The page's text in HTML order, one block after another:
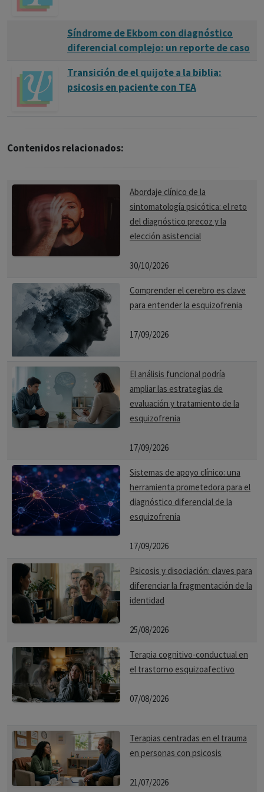
Síndrome de Ekbom con diagnóstico
diferencial complejo: un reporte de caso
Transición de el quijote a la biblia:
psicosis en paciente con TEA
Contenidos relacionados:
Abordaje clínico de la
sintomatología psicótica: el reto
del diagnóstico precoz y la
elección asistencial
30/10/2026
Comprender el cerebro es clave
para entender la esquizofrenia
17/09/2026
El análisis funcional podría
ampliar las estrategias de
evaluación y tratamiento de la
esquizofrenia
17/09/2026
Sistemas de apoyo clínico: una
herramienta prometedora para el
diagnóstico diferencial de la
esquizofrenia
17/09/2026
Psicosis y disociación: claves para
diferenciar la fragmentación de la
identidad
25/08/2026
Terapia cognitivo-conductual en
el trastorno esquizoafectivo
07/08/2026
Terapias centradas en el trauma
en personas con psicosis
21/07/2026